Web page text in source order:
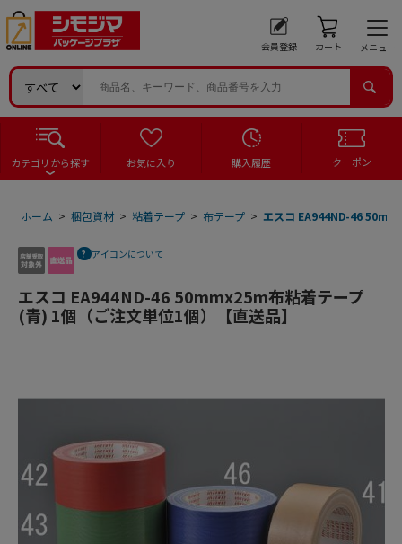
会員登録 カート メニュー
カテゴリから探す お気に入り 購入履歴 クーポン
ホーム > 梱包資材 > 粘着テープ > 布テープ > エスコ EA944ND-46
アイコンについて
エスコ EA944ND-46 50mmx25m布粘着テープ
(青) 1個（ご注文単位1個）【直送品】